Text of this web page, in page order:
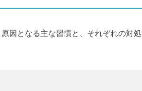
因となる主な習慣と、それぞれの対処